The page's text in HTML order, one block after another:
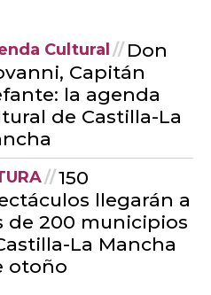
Cultural
Don
Capitán
la agenda
de Castilla-La
150
llegarán a
de 200 municipios
La Mancha
otoño